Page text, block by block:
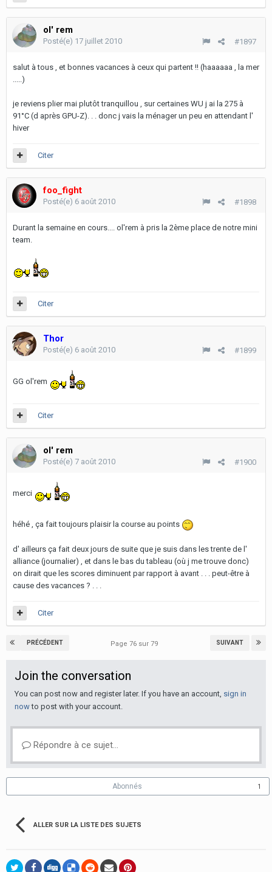
ol' rem
#1897
Posté(e) 17 juillet 2010
salut à tous , et bonnes vacances à ceux qui partent !! (haaaaaa , la mer
.....)
je reviens plier mai plutôt tranquillou , sur certaines WU j ai la 275 à
91°C (d après GPU-Z). . . donc j vais la ménager un peu en attendant l'
hiver
Citer
foo_fight
#1898
Posté(e) 6 août 2010
Durant la semaine en cours.... ol'rem à pris la 2ème place de notre mini
team.
Citer
Thor
#1899
Posté(e) 6 août 2010
GG ol'rem
Citer
ol' rem
#1900
Posté(e) 7 août 2010
merci
héhé , ça fait toujours plaisir la course au points
d' ailleurs ça fait deux jours de suite que je suis dans les trente de l'
alliance (journalier) , et dans le bas du tableau (où j me trouve donc)
on dirait que les scores diminuent par rapport à avant . . . peut-être à
cause des vacances ? . . .
Citer
PRÉCÉDENT SUIVANT
Page 76 sur 79
Join the conversation
You can post now and register later. If you have an account, sign in
nowto post with your account.
Répondre à ce sujet…
Abonnés 1
ALLER SUR LA LISTE DES SUJETS